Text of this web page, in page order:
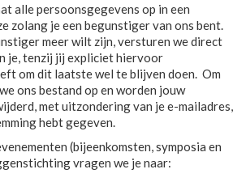
alle persoonsgegevens op in een
zolang je een begunstiger van ons bent.
meer wilt zijn, versturen we direct
je, tenzij jij expliciet hiervoor
om dit laatste wel te blijven doen. Om
ons bestand op en worden jouw
met uitzondering van je e-mailadres,
hebt gegeven.
(bijeenkomsten, symposia en
vragen we je naar: